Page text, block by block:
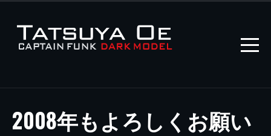
2008年もよろしくお願い